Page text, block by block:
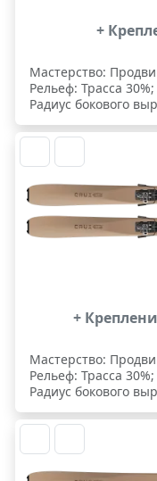
+
Мастерство:
Рельеф: Трасса
Радиус бокового
+
Мастерство:
Рельеф: Трасса
Радиус бокового